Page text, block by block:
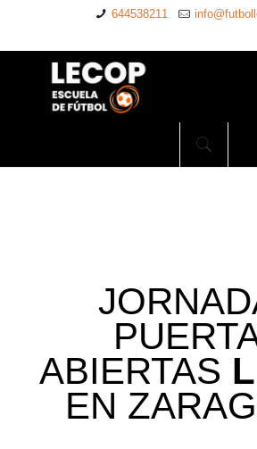
644538211
ABIERTAS
EN